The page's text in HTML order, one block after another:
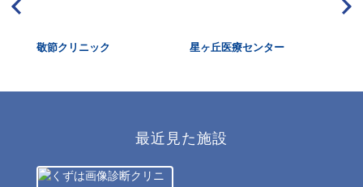
敬節クリニック 星ヶ丘医療センター
最近見た施設